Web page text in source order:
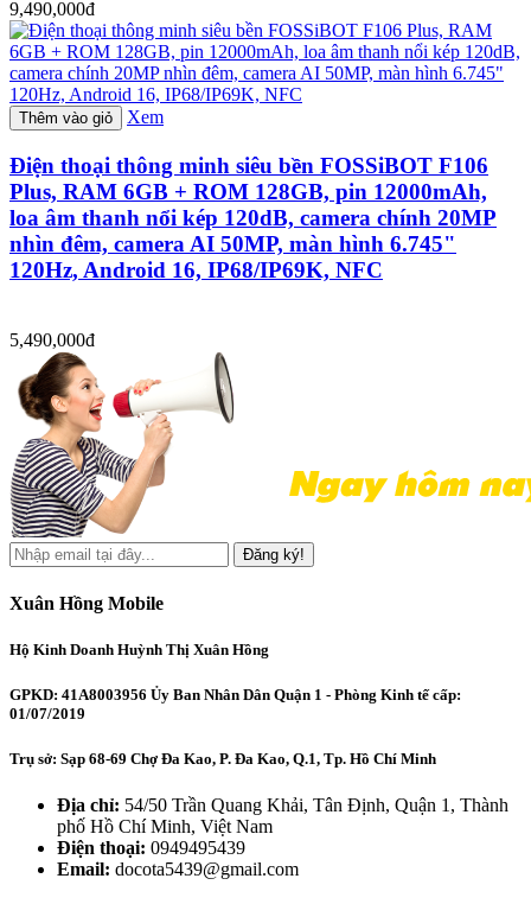
9,490,000đ
Thêm vào giỏ Xem
Điện thoại thông minh siêu bền FOSSiBOT F106
Plus, RAM 6GB + ROM 128GB, pin 12000mAh,
loa âm thanh nổi kép 120dB, camera chính 20MP
nhìn đêm, camera AI 50MP, màn hình 6.745"
120Hz, Android 16, IP68/IP69K, NFC
5,490,000đ
Đăng ký!
Xuân Hồng Mobile
Hộ Kinh Doanh Huỳnh Thị Xuân Hồng
GPKD: 41A8003956 Ủy Ban Nhân Dân Quận 1 - Phòng Kinh tế cấp:
01/07/2019
Trụ sở: Sạp 68-69 Chợ Đa Kao, P. Đa Kao, Q.1, Tp. Hồ Chí Minh
Địa chỉ: 54/50 Trần Quang Khải, Tân Định, Quận 1, Thành
phố Hồ Chí Minh, Việt Nam
Điện thoại: 0949495439
Email: docota5439@gmail.com